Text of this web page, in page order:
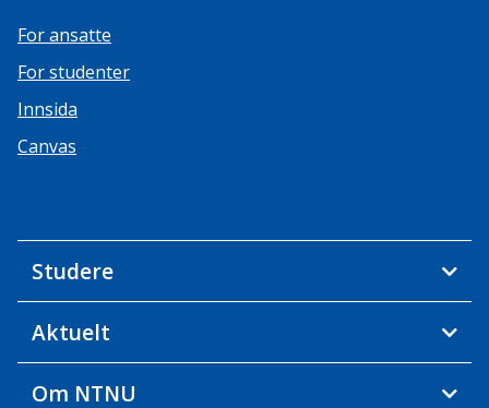
For ansatte
For studenter
Innsida
Canvas
Studere
Aktuelt
Om NTNU